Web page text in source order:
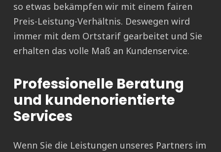
so etwas bekämpfen wir mit einem fairen
Preis-Leistung-Verhältnis. Deswegen wird
immer mit dem Ortstarif gearbeitet und Sie
erhalten das volle Maß an Kundenservice.
Professionelle Beratung
und kundenorientierte
Services
Wenn Sie die Leistungen unseres Partners im